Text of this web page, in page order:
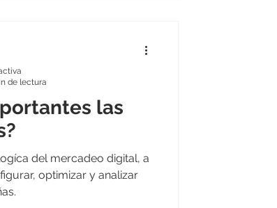
las
del mercadeo digital, a
optimizar y analizar
de lectura